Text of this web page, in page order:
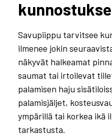
Savupiippu tarvitsee
ilmenee jokin
näkyvät halkeamat
saumat tai irtoilevat
palamisen haju
palamisjäljet,
ympärillä tai korkea ikä
tarkastusta.